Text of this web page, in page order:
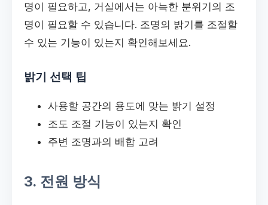
명이 필요하고, 거실에서는 아늑한 분위기의 조
명이 필요할 수 있습니다. 조명의 밝기를 조절할
수 있는 기능이 있는지 확인해보세요.
밝기 선택 팁
사용할 공간의 용도에 맞는 밝기 설정
조도 조절 기능이 있는지 확인
주변 조명과의 배합 고려
3. 전원 방식